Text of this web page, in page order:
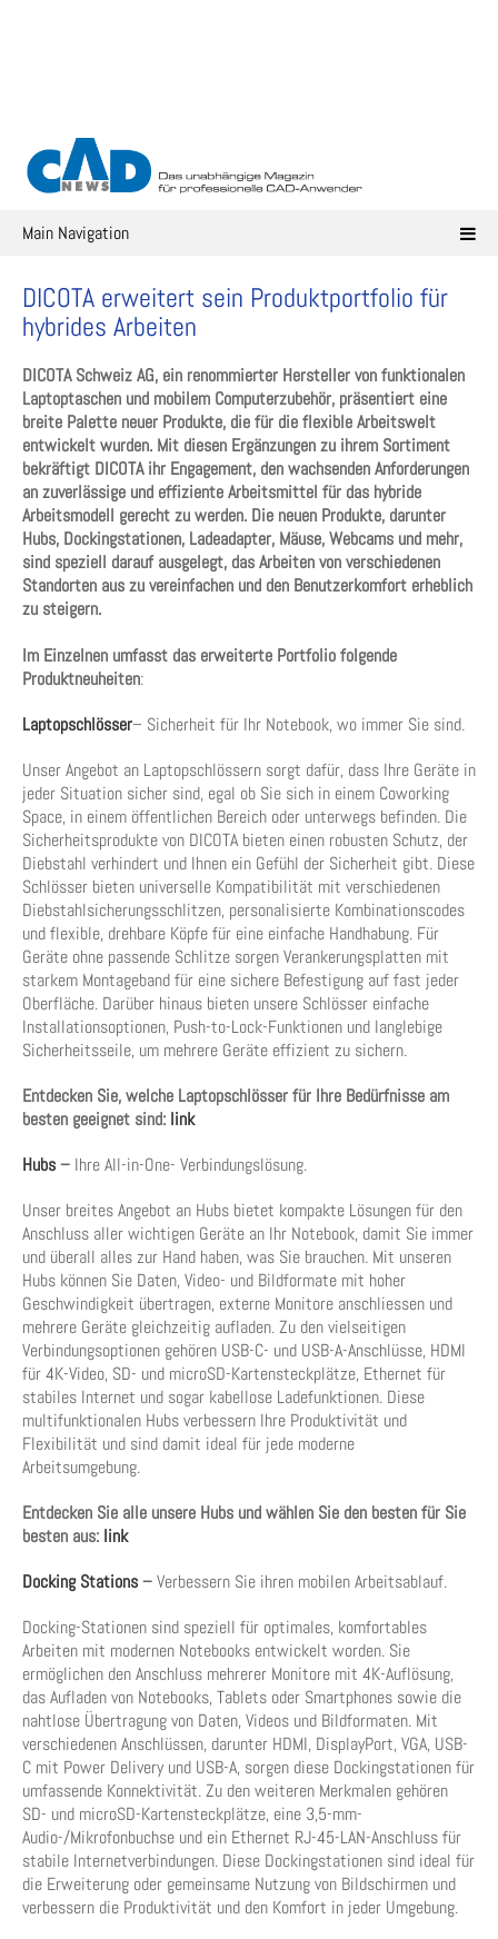
Main Navigation
DICOTA erweitert sein Produktportfolio für
hybrides Arbeiten
DICOTA Schweiz AG, ein renommierter Hersteller von funktionalen
Laptoptaschen und mobilem Computerzubehör, präsentiert eine
breite Palette neuer Produkte, die für die flexible Arbeitswelt
entwickelt wurden. Mit diesen Ergänzungen zu ihrem Sortiment
bekräftigt DICOTA ihr Engagement, den wachsenden Anforderungen
an zuverlässige und effiziente Arbeitsmittel für das hybride
Arbeitsmodell gerecht zu werden. Die neuen Produkte, darunter
Hubs, Dockingstationen, Ladeadapter, Mäuse, Webcams und mehr,
sind speziell darauf ausgelegt, das Arbeiten von verschiedenen
Standorten aus zu vereinfachen und den Benutzerkomfort erheblich
zu steigern.
Im Einzelnen umfasst das erweiterte Portfolio folgende
Produktneuheiten:
Laptopschlösser– Sicherheit für Ihr Notebook, wo immer Sie sind.
Unser Angebot an Laptopschlössern sorgt dafür, dass Ihre Geräte in
jeder Situation sicher sind, egal ob Sie sich in einem Coworking
Space, in einem öffentlichen Bereich oder unterwegs befinden. Die
Sicherheitsprodukte von DICOTA bieten einen robusten Schutz, der
Diebstahl verhindert und Ihnen ein Gefühl der Sicherheit gibt. Diese
Schlösser bieten universelle Kompatibilität mit verschiedenen
Diebstahlsicherungsschlitzen, personalisierte Kombinationscodes
und flexible, drehbare Köpfe für eine einfache Handhabung. Für
Geräte ohne passende Schlitze sorgen Verankerungsplatten mit
starkem Montageband für eine sichere Befestigung auf fast jeder
Oberfläche. Darüber hinaus bieten unsere Schlösser einfache
Installationsoptionen, Push-to-Lock-Funktionen und langlebige
Sicherheitsseile, um mehrere Geräte effizient zu sichern.
Entdecken Sie, welche Laptopschlösser für Ihre Bedürfnisse am
besten geeignet sind: link
Hubs– Ihre All-in-One- Verbindungslösung.
Unser breites Angebot an Hubs bietet kompakte Lösungen für den
Anschluss aller wichtigen Geräte an Ihr Notebook, damit Sie immer
und überall alles zur Hand haben, was Sie brauchen. Mit unseren
Hubs können Sie Daten, Video- und Bildformate mit hoher
Geschwindigkeit übertragen, externe Monitore anschliessen und
mehrere Geräte gleichzeitig aufladen. Zu den vielseitigen
Verbindungsoptionen gehören USB-C- und USB-A-Anschlüsse, HDMI
für 4K-Video, SD- und microSD-Kartensteckplätze, Ethernet für
stabiles Internet und sogar kabellose Ladefunktionen. Diese
multifunktionalen Hubs verbessern Ihre Produktivität und
Flexibilität und sind damit ideal für jede moderne
Arbeitsumgebung.
Entdecken Sie alle unsere Hubs und wählen Sie den besten für Sie
besten aus: link
Docking Stations–Verbessern Sie ihren mobilen Arbeitsablauf.
Docking-Stationen sind speziell für optimales, komfortables
Arbeiten mit modernen Notebooks entwickelt worden. Sie
ermöglichen den Anschluss mehrerer Monitore mit 4K-Auflösung,
das Aufladen von Notebooks, Tablets oder Smartphones sowie die
nahtlose Übertragung von Daten, Videos und Bildformaten. Mit
verschiedenen Anschlüssen, darunter HDMI, DisplayPort, VGA, USB-
C mit Power Delivery und USB-A, sorgen diese Dockingstationen für
umfassende Konnektivität. Zu den weiteren Merkmalen gehören
SD- und microSD-Kartensteckplätze, eine 3,5-mm-
Audio-/Mikrofonbuchse und ein Ethernet RJ-45-LAN-Anschluss für
stabile Internetverbindungen. Diese Dockingstationen sind ideal für
die Erweiterung oder gemeinsame Nutzung von Bildschirmen und
verbessern die Produktivität und den Komfort in jeder Umgebung.